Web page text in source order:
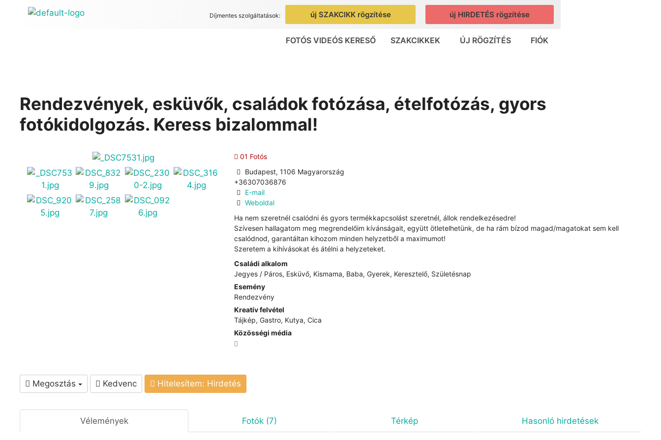
Díjmentes szolgáltatások: új SZAKCIKK rögzítése új HIRDETÉS rögzítése
FOTÓS VIDEÓS KERESŐ SZAKCIKKEK ÚJ RÖGZÍTÉS FIÓK
Rendezvények, esküvők, családok fotózása, ételfotózás, gyors
fotókidolgozás. Keress bizalommal!
01 Fotós
Budapest, 1106 Magyarország
+36307036876
E-mail
Weboldal
Ha nem szeretnél csalódni és gyors termékkapcsolást szeretnél, állok rendelkezésedre!
Szívesen hallagatom meg megrendelőim kívánságait, együtt ötletelhetünk, de ha rám bízod magad/magatokat sem kell
csalódnod, garantáltan kihozom minden helyzetből a maximumot!
Szeretem a kihívásokat és átélni a helyzeteket.
Családi alkalom
Jegyes / Páros, Esküvő, Kismama, Baba, Gyerek, Keresztelő, Születésnap
Esemény
Rendezvény
Kreatív felvétel
Tájkép, Gastro, Kutya, Cica
Közösségi média
Megosztás Kedvenc Hitelesítem: Hirdetés
Vélemények Fotók (7) Térkép Hasonló hirdetések